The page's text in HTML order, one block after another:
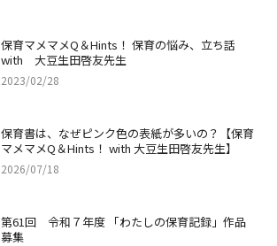
保育マメマメQ＆Hints！ 保育の悩み、立ち話
with 大豆生田啓友先生
2023/02/28
保育書は、なぜピンク色の表紙が多いの？【保育
マメマメQ＆Hints！ with 大豆生田啓友先生】
2026/07/18
第61回 令和７年度 「わたしの保育記録」作品
募集